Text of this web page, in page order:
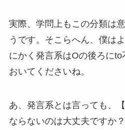
実際、学問上もこの分類は
うです。そこらへん、僕は
にかく発言系はOの後ろに
おいてくださいね。
あ、発言系とは言っても、
ならないのは大丈夫ですか